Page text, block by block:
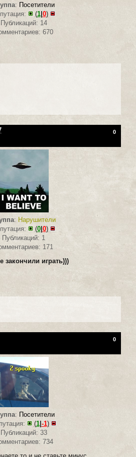
: Посетители
(1|0)
Публикаций: 14
670
0
: Нарушители
(0| 0)
Публикаций: 1
171
закончили играть)))
0
: Посетители
(1| -1)
Публикаций: 33
734